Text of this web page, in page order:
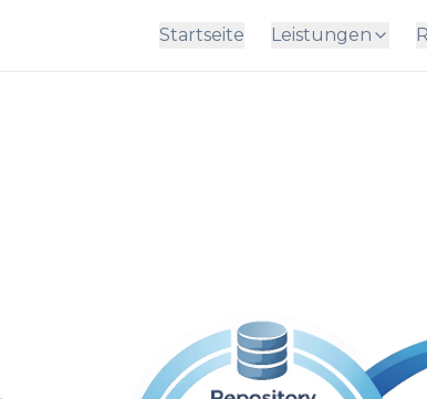
Startseite Leistungen